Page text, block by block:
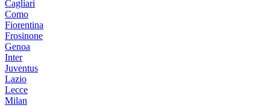
Cagliari
Como
Fiorentina
Frosinone
Genoa
Inter
Juventus
Lazio
Lecce
Milan